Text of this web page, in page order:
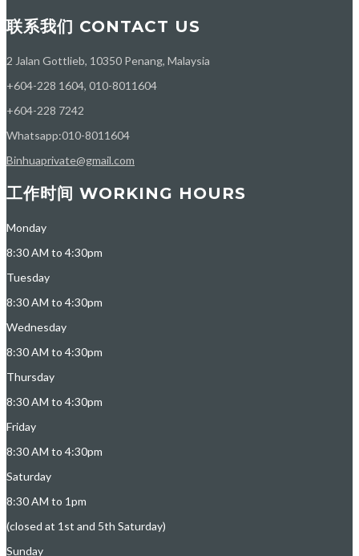
联系我们 CONTACT US
2 Jalan Gottlieb, 10350 Penang, Malaysia
+604-228 1604, 010-8011604
+604-228 7242
Whatsapp:010-8011604
Binhuaprivate@gmail.com
工作时间 WORKING HOURS
Monday
8:30 AM to 4:30pm
Tuesday
8:30 AM to 4:30pm
Wednesday
8:30 AM to 4:30pm
Thursday
8:30 AM to 4:30pm
Friday
8:30 AM to 4:30pm
Saturday
8:30 AM to 1pm
(closed at 1st and 5th Saturday)
Sunday